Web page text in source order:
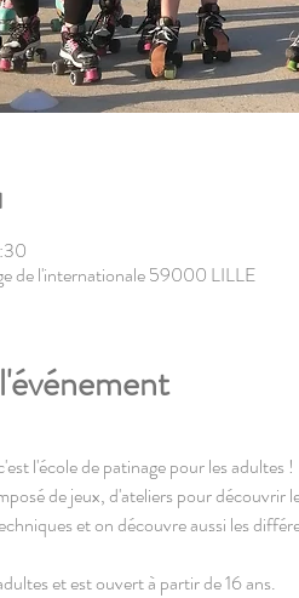
de l'internationale 59000 LILLE
l'école de patinage pour les adultes !
de jeux, d'ateliers pour découvrir
et on découvre aussi les
et est ouvert à partir de 16 ans.